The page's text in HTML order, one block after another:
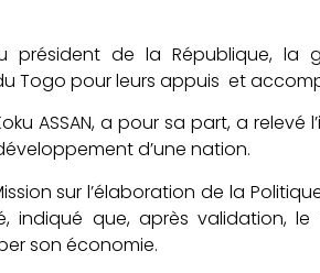
de la République, la
Togo pour leurs appuis et
ASSAN, a pour sa part, a
d’une nation.
sur l’élaboration de la
que, après validation,
son économie.